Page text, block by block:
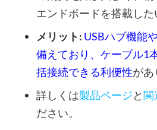
エンドボードを搭載した
メリット: USBハブ機能
備えており、ケーブル1
括接続できる利便性があ
詳しくは製品ページと関
ださい。